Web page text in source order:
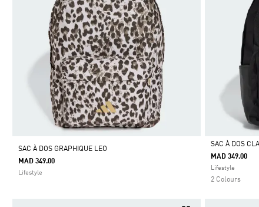
SAC À DOS GRAPHIQUE LEO
MAD 349.00
Lifestyle
Selected
SAC À DOS
MAD 349.00
Lifestyle
2 Colours